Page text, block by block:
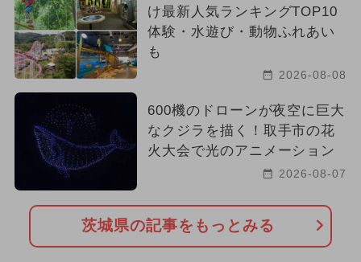
け最新人気ランキングTOP10
体験・水遊び・動物ふれあい
も
2026-08-08
600機のドローンが夜空に巨大
なクジラを描く！取手市の花
火大会で光のアニメーション
2026-08-07
茨城県の記事をもっとみる